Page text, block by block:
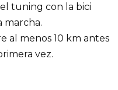
tuning con la bici
marcha.
al menos 10 km antes
vez.